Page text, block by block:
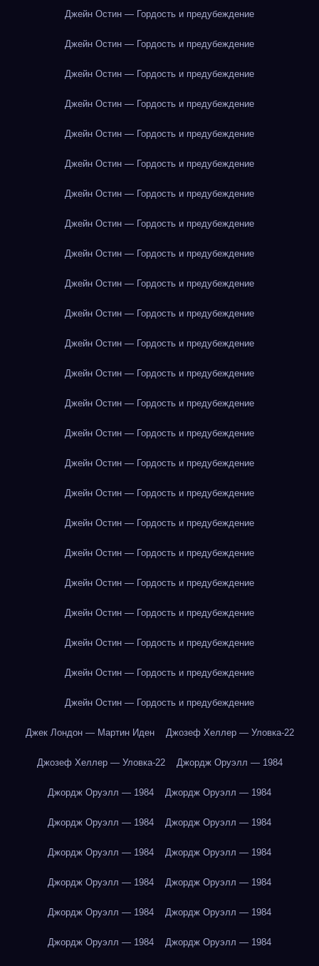
Джейн Остин — Гордость и предубеждение
Джейн Остин — Гордость и предубеждение
Джейн Остин — Гордость и предубеждение
Джейн Остин — Гордость и предубеждение
Джейн Остин — Гордость и предубеждение
Джейн Остин — Гордость и предубеждение
Джейн Остин — Гордость и предубеждение
Джейн Остин — Гордость и предубеждение
Джейн Остин — Гордость и предубеждение
Джейн Остин — Гордость и предубеждение
Джейн Остин — Гордость и предубеждение
Джейн Остин — Гордость и предубеждение
Джейн Остин — Гордость и предубеждение
Джейн Остин — Гордость и предубеждение
Джейн Остин — Гордость и предубеждение
Джейн Остин — Гордость и предубеждение
Джейн Остин — Гордость и предубеждение
Джейн Остин — Гордость и предубеждение
Джейн Остин — Гордость и предубеждение
Джейн Остин — Гордость и предубеждение
Джейн Остин — Гордость и предубеждение
Джейн Остин — Гордость и предубеждение
Джейн Остин — Гордость и предубеждение
Джейн Остин — Гордость и предубеждение
Джек Лондон — Мартин Иден Джозеф Хеллер — Уловка-22
Джозеф Хеллер — Уловка-22 Джордж Оруэлл — 1984
Джордж Оруэлл — 1984 Джордж Оруэлл — 1984
Джордж Оруэлл — 1984 Джордж Оруэлл — 1984
Джордж Оруэлл — 1984 Джордж Оруэлл — 1984
Джордж Оруэлл — 1984 Джордж Оруэлл — 1984
Джордж Оруэлл — 1984 Джордж Оруэлл — 1984
Джордж Оруэлл — 1984 Джордж Оруэлл — 1984